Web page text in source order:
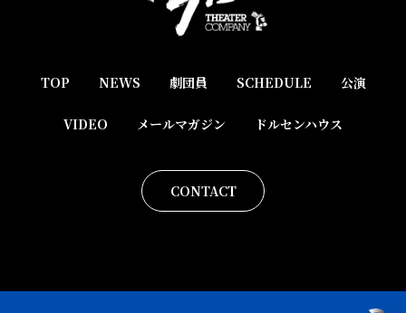
TOP NEWS 劇団員 SCHEDULE 公演
VIDEO メールマガジン ドルセンハウス
CONTACT